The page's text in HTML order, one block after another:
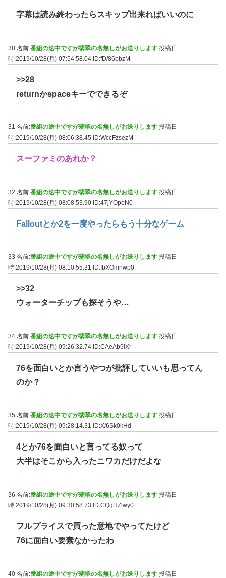
字幕は読み終わったらスキップ出来ればいいのに
30 名前:番組の途中ですが翡翠の名無しがお送りします 投稿日
時:2019/10/28(月) 07:54:58.04 ID:fD/86bbzM
>>28
returnかspaceキーでできるぞ
31 名前:番組の途中ですが翡翠の名無しがお送りします 投稿日
時:2019/10/28(月) 08:06:38.45
ID:WccFzsezM
スーファミのあれか？
32 名前:番組の途中ですが翡翠の名無しがお送りします 投稿日
時:2019/10/28(月) 08:08:53.90 ID:47jYOpeN0
Falloutとか2を一度やったらもう十分なゲーム
33 名前:番組の途中ですが翡翠の名無しがお送りします 投稿日
時:2019/10/28(月) 08:10:55.31
ID:IbXOmnwp0
>>32
ウォーターチップも探そうや…
34 名前:番組の途中ですが翡翠の名無しがお送りします 投稿日
時:2019/10/28(月) 09:26:32.74 ID:CAeAb9lXr
76を面白いとか言うやつが批評していいも思ってん
のか？
35 名前:番組の途中ですが翡翠の名無しがお送りします 投稿日
時:2019/10/28(月) 09:28:14.31
ID:X/6Sk0kHd
4とか76を面白いと言ってる奴って
大半はそこから入ったニワカだけだよな
36 名前:番組の途中ですが翡翠の名無しがお送りします 投稿日
時:2019/10/28(月) 09:30:58.73
ID:CQgHZlwy0
フルプライスで買った意地でやってたけど
76に面白い要素なかったわ
40 名前:番組の途中ですが翡翠の名無しがお送りします 投稿日